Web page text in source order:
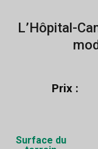
L’Hôpital-
Prix :
Surface du